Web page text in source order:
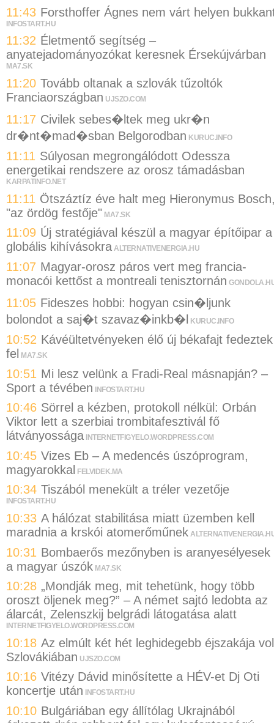
11:43 Forsthoffer Ágnes nem várt helyen
INFOSTART.HU
11:32 Életmentő segítség –
anyatejadományozókat keresnek Érsekújvárban
MA7.SK
11:20 Tovább oltanak a szlovák tűzoltók
Franciaországban UJSZO.COM
11:17 Civilek sebes�ltek meg ukr�n
dr�nt�mad�sban Belgorodban KURUC.INFO
11:11 Súlyosan megrongálódott Odessza
energetikai rendszere az orosz támadásban
KARPATINFO.NET
11:11 Ötszáztíz éve halt meg Hieronymus
"az ördög festője" MA7.SK
11:09 Új stratégiával készül a magyar építőipar a
globális kihívásokra ALTERNATIVENERGIA.HU
11:07 Magyar-orosz páros vert meg francia-
monacói kettőst a montreali tenisztornán
11:05 Fideszes hobbi: hogyan csin�ljunk
bolondot a saj�t szavaz�inkb�l KURUC.INFO
10:52 Kávéültetvényeken élő új békafajt fedeztek
fel
MA7.SK
10:51 Mi lesz velünk a Fradi-Real másnapján? –
Sport a tévében INFOSTART.HU
10:46 Sörrel a kézben, protokoll nélkül: Orbán
Viktor lett a szerbiai trombitafesztivál fő
látványossága INTERNETFIGYELO.WORDPRESS.COM
10:45 Vizes Eb – A medencés úszóprogram,
magyarokkal FELVIDEK.MA
10:34 Tiszából menekült a tréler vezetője
INFOSTART.HU
10:33 A hálózat stabilitása miatt üzemben kell
maradnia a krskói atomerőműnek
10:31 Bombaerős mezőnyben is aranyesélyesek
a magyar úszók MA7.SK
10:28 „Mondják meg, mit tehetünk, hogy több
oroszt öljenek meg?” – A német sajtó ledobta az
álarcát, Zelenszkij belgrádi látogatása alatt
INTERNETFIGYELO.WORDPRESS.COM
10:18 Az elmúlt két hét leghidegebb éjszakája
Szlovákiában UJSZO.COM
10:16 Vitézy Dávid minősítette a HÉV-et Dj Oti
koncertje után
INFOSTART.HU
10:10 Bulgáriában egy állítólag Ukrajnából